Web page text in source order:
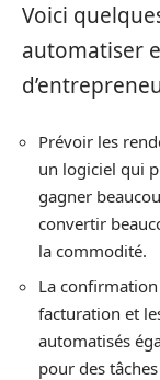
Voici
automatiser
Prévoir les
un logiciel qui
gagner
convertir
la commodité.
La
facturation et
automatisés
pour des